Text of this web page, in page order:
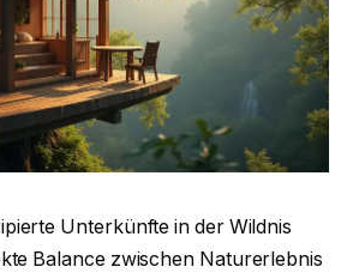
Unterkünfte in der Wildnis
Balance zwischen Naturerlebnis